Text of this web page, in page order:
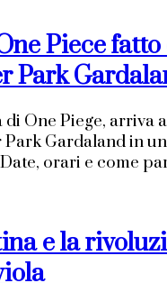
Piece
Park
One Piege, arriva a
Gardaland in
orari e come
e la